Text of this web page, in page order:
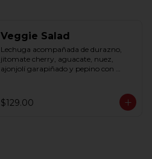
Veggie Salad
Lechuga acompañada de durazno,
jitomate cherry, aguacate, nuez,
ajonjolí garapiñado y pepino con
$129.00